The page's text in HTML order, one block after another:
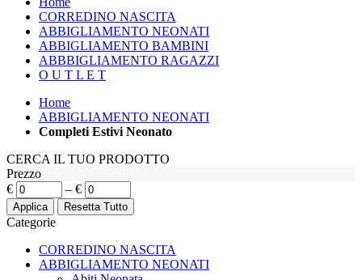
CORREDINO NASCITA
ABBIGLIAMENTO NEONATI
ABBIGLIAMENTO BAMBINI
ABBBIGLIAMENTO RAGAZZI
O U T L E T
Home
ABBIGLIAMENTO NEONATI
Completi Estivi Neonato
CERCA IL TUO PRODOTTO
Prezzo
€
– €
Categorie
CORREDINO NASCITA
ABBIGLIAMENTO NEONATI